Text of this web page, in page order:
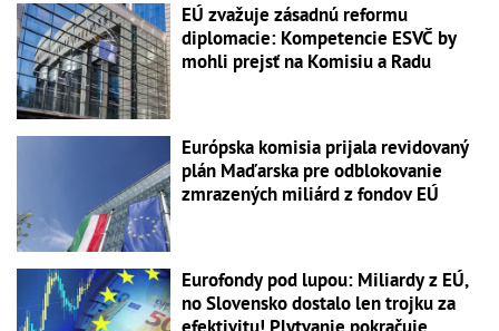
EÚ zvažuje zásadnú reformu
diplomacie: Kompetencie ESVČ by
mohli prejsť na Komisiu a Radu
Európska komisia prijala revidovaný
plán Maďarska pre odblokovanie
zmrazených miliárd z fondov EÚ
Eurofondy pod lupou: Miliardy z EÚ,
no Slovensko dostalo len trojku za